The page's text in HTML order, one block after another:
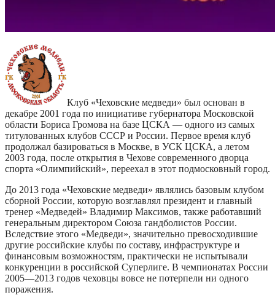
Клуб «Чеховские медведи» был основан в
декабре 2001 года по инициативе губернатора Московской
области Бориса Громова на базе ЦСКА — одного из самых
титулованных клубов СССР и России. Первое время клуб
продолжал базироваться в Москве, в УСК ЦСКА, а летом
2003 года, после открытия в Чехове современного дворца
спорта «Олимпийский», переехал в этот подмосковный город.
До 2013 года «Чеховские медведи» являлись базовым клубом
сборной России, которую возглавлял президент и главный
тренер «Медведей» Владимир Максимов, также работавший
генеральным директором Союза гандболистов России.
Вследствие этого «Медведи», значительно превосходившие
другие российские клубы по составу, инфраструктуре и
финансовым возможностям, практически не испытывали
конкуренции в российской Суперлиге. В чемпионатах России
2005—2013 годов чеховцы вовсе не потерпели ни одного
поражения.